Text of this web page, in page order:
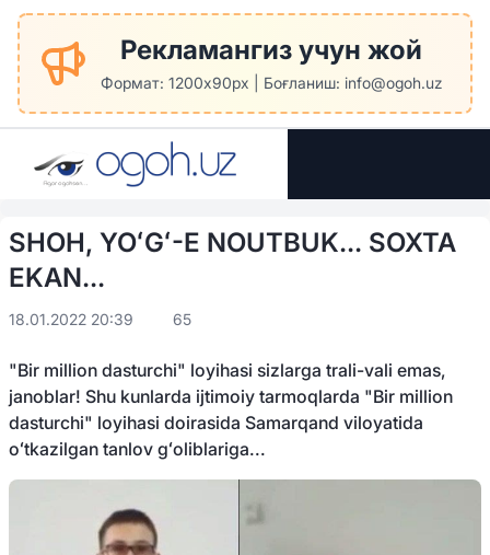
Рекламангиз учун жой
Формат: 1200x90px | Боғланиш: info@ogoh.uz
SHOH, YOʻGʻ-E NOUTBUK... SOXTA
EKAN...
18.01.2022 20:39 65
"Bir million dasturchi" loyihasi sizlarga trali-vali emas,
janoblar! Shu kunlarda ijtimoiy tarmoqlarda "Bir million
dasturchi" loyihasi doirasida Samarqand viloyatida
oʻtkazilgan tanlov gʻoliblariga...